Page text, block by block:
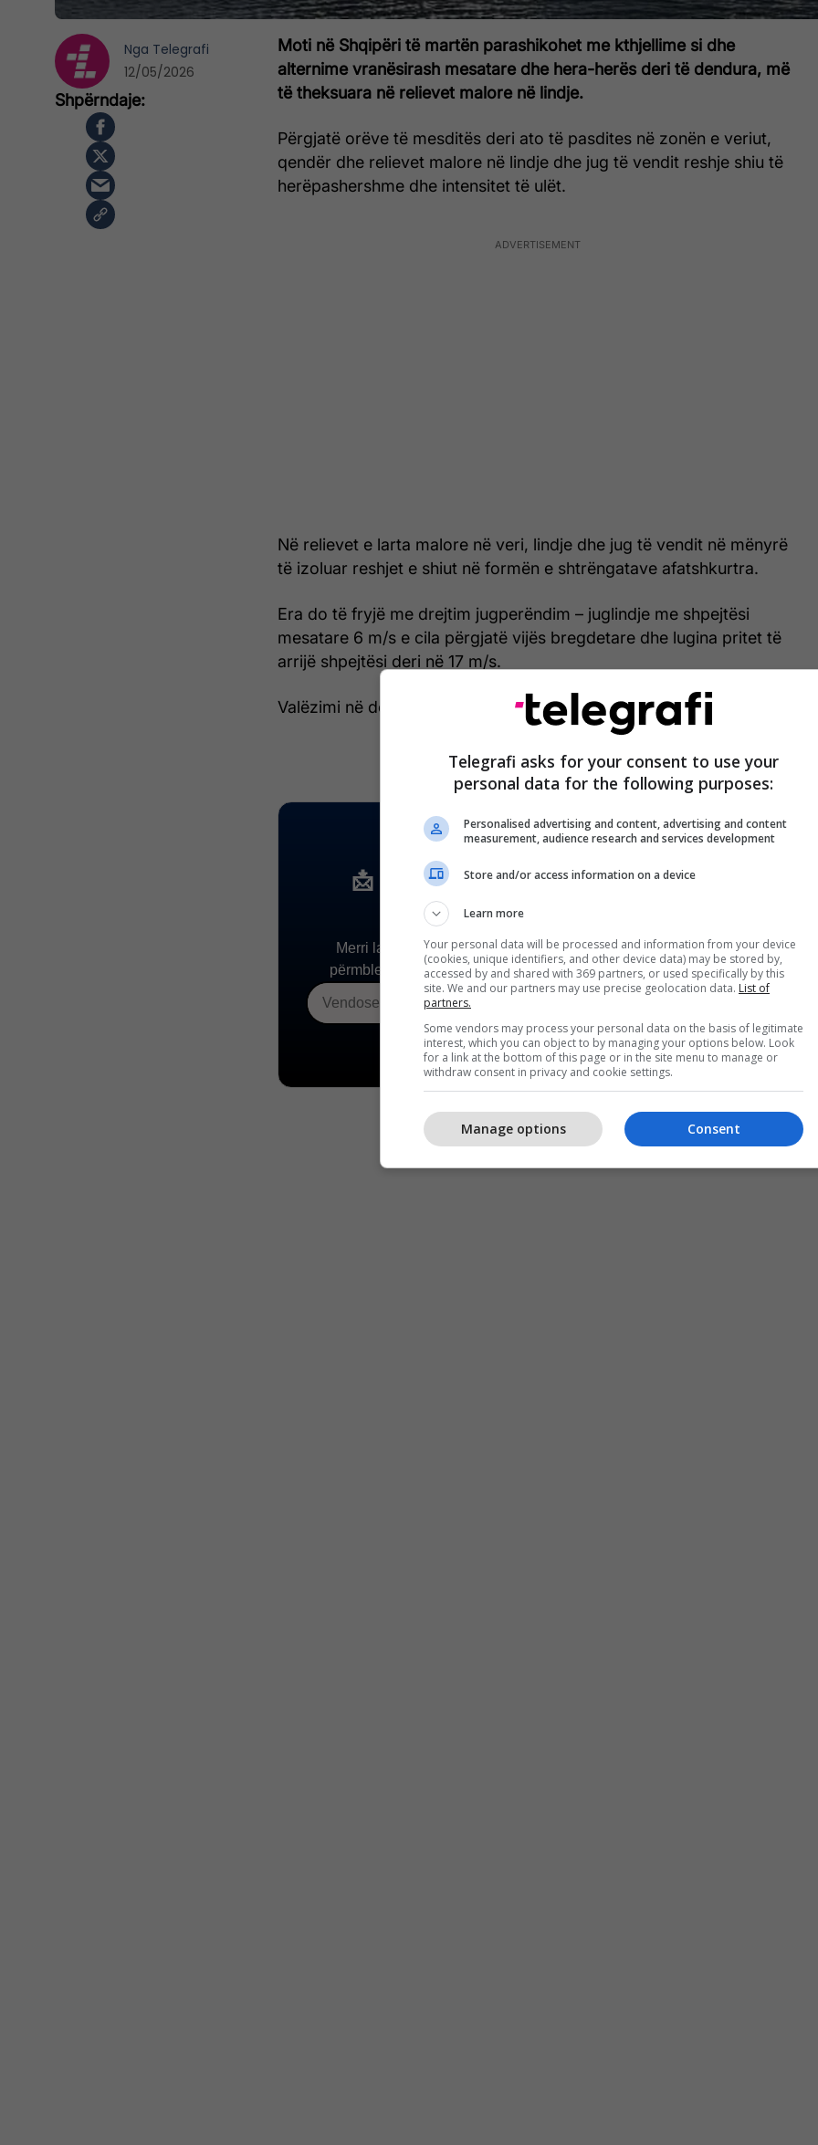
Moti në Shqipëri të martën parashikohet me kthjellime si dhe
alternime vranësirash mesatare dhe hera-herës deri të dendura, më
të theksuara në relievet malore në lindje.
Përgjatë orëve të mesditës deri ato të pasdites në zonën e veriut,
qendër dhe relievet malore në lindje dhe jug të vendit reshje shiu të
herëpashershme dhe intensitet të ulët.
Në relievet e larta malore në veri, lindje dhe jug të vendit në mënyrë
të izoluar reshjet e shiut në formën e shtrëngatave afatshkurtra.
Era do të fryjë me drejtim jugperëndim – juglindje me shpejtësi
mesatare 6 m/s e cila përgjatë vijës bregdetare dhe lugina pritet të
arrijë shpejtësi deri në 17 m/s.
Valëzimi në detet Adriatik dhe Jon i forcës 3-4 ballë.
Nga Telegrafi
12/05/2026
Telegrafi asks for your consent to use your
personal data for the following purposes:
Personalised advertising and content, advertising and content
measurement, audience research and services development
Store and/or access information on a device
Learn more
Your personal data will be processed and information from your device
(cookies, unique identifiers, and other device data) may be stored by,
accessed by and shared with 369 partners, or used specifically by this
site. We and our partners may use precise geolocation data. List of
partners.
Some vendors may process your personal data on the basis of legitimate
interest, which you can object to by managing your options below. Look
for a link at the bottom of this page or in the site menu to manage or
withdraw consent in privacy and cookie settings.
Consent
Manage options